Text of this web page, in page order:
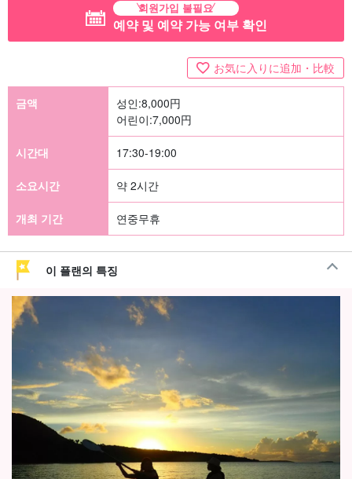
회원가입 불필요
예약 및 예약 가능 여부 확인
お気に入りに追加・比較
금액 성인:8,000円
어린이:7,000円
시간대 17:30-19:00
소요시간 약 2시간
개최 기간 연중무휴
이 플랜의 특징